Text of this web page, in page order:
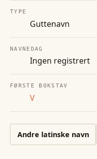
TYPE
Guttenavn
NAVNEDAG
Ingen registrert
FØRSTE BOKSTAV
V
Andre latinske navn